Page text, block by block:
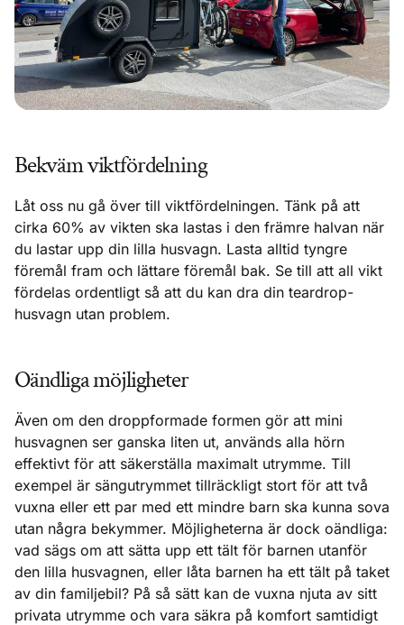
Bekväm viktfördelning
Låt oss nu gå över till viktfördelningen. Tänk på att
cirka 60% av vikten ska lastas i den främre halvan när
du lastar upp din lilla husvagn. Lasta alltid tyngre
föremål fram och lättare föremål bak. Se till att all vikt
fördelas ordentligt så att du kan dra din teardrop-
husvagn utan problem.
Oändliga möjligheter
Även om den droppformade formen gör att mini
husvagnen ser ganska liten ut, används alla hörn
effektivt för att säkerställa maximalt utrymme. Till
exempel är sängutrymmet tillräckligt stort för att två
vuxna eller ett par med ett mindre barn ska kunna sova
utan några bekymmer. Möjligheterna är dock oändliga:
vad sägs om att sätta upp ett tält för barnen utanför
den lilla husvagnen, eller låta barnen ha ett tält på taket
av din familjebil? På så sätt kan de vuxna njuta av sitt
privata utrymme och vara säkra på komfort samtidigt